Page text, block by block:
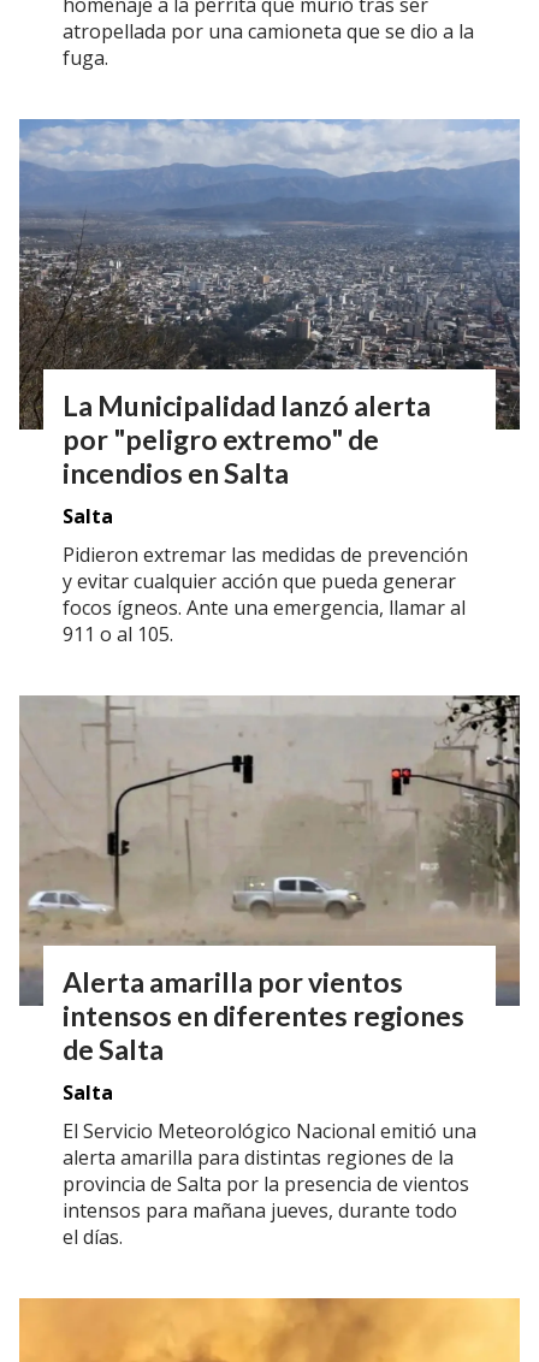
atropellada por una camioneta que se dio a la
fuga.
La Municipalidad lanzó alerta
por "peligro extremo" de
incendios en Salta
Salta
Pidieron extremar las medidas de prevención
y evitar cualquier acción que pueda generar
focos ígneos. Ante una emergencia, llamar al
911 o al 105.
Alerta amarilla por vientos
intensos en diferentes regiones
de Salta
Salta
El Servicio Meteorológico Nacional emitió una
alerta amarilla para distintas regiones de la
provincia de Salta por la presencia de vientos
intensos para mañana jueves, durante todo
el días.